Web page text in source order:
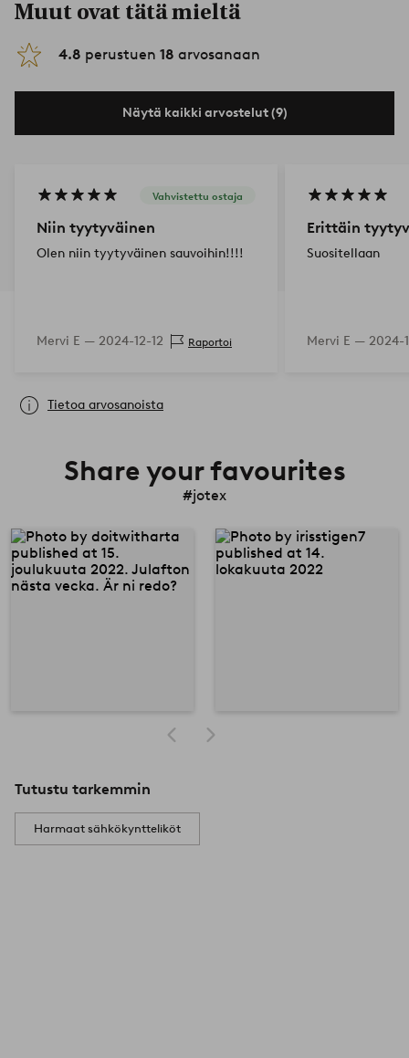
Muut ovat tätä mieltä
4.8 perustuen 18 arvosanaan
Näytä kaikki arvostelut (9)
Vahvistettu ostaja
Niin tyytyväinen
Olen niin tyytyväinen sauvoihin!!!!
Mervi E — 2024-12-12 Raportoi
Erittäin
Suositellaan
Mervi E — 2024-
Tietoa arvosanoista
Share your favourites
#jotex
Tutustu tarkemmin
Harmaat sähkökyntteliköt